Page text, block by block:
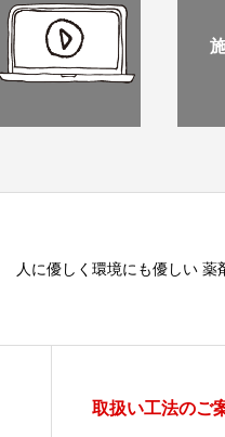
人に優しく環境にも優しい
取扱い工法のご